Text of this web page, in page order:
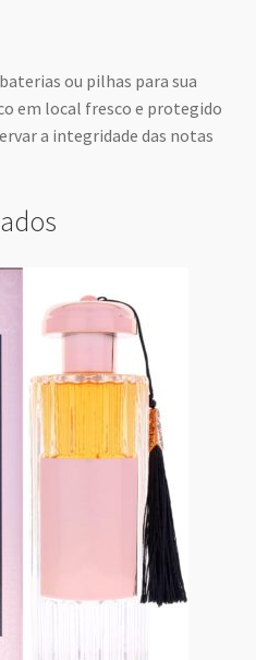
ou pilhas para sua
em local fresco e protegido
a integridade das notas